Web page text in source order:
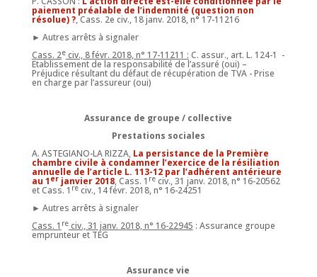
paiement préalable de l’indemnité (question non
résolue) ?, Cass. 2e civ., 18 janv. 2018, n° 17-11216
► Autres arrêts à signaler
Cass. 2eciv., 8 févr. 2018, n° 17-11211 : C. assur., art. L. 124-1 -
Etablissement de la responsabilité de l’assuré (oui) –
Préjudice résultant du défaut de récupération de TVA - Prise
en charge par l’assureur (oui)
Assurance de groupe / collective
Prestations sociales
A. ASTEGIANO-LA RIZZA, La persistance de la Première
chambre civile à condamner l’exercice de la résiliation
annuelle de l’article L. 113-12 par l’adhérent antérieure
au 1 erjanvier 2018, Cass. 1 reciv., 31 janv. 2018, n° 16-20562
et Cass. 1 reciv., 14 févr. 2018, n° 16-24251
► Autres arrêts à signaler
Cass. 1 reciv., 31 janv. 2018, n° 16-22945 : Assurance groupe
emprunteur et TEG
Assurance vie